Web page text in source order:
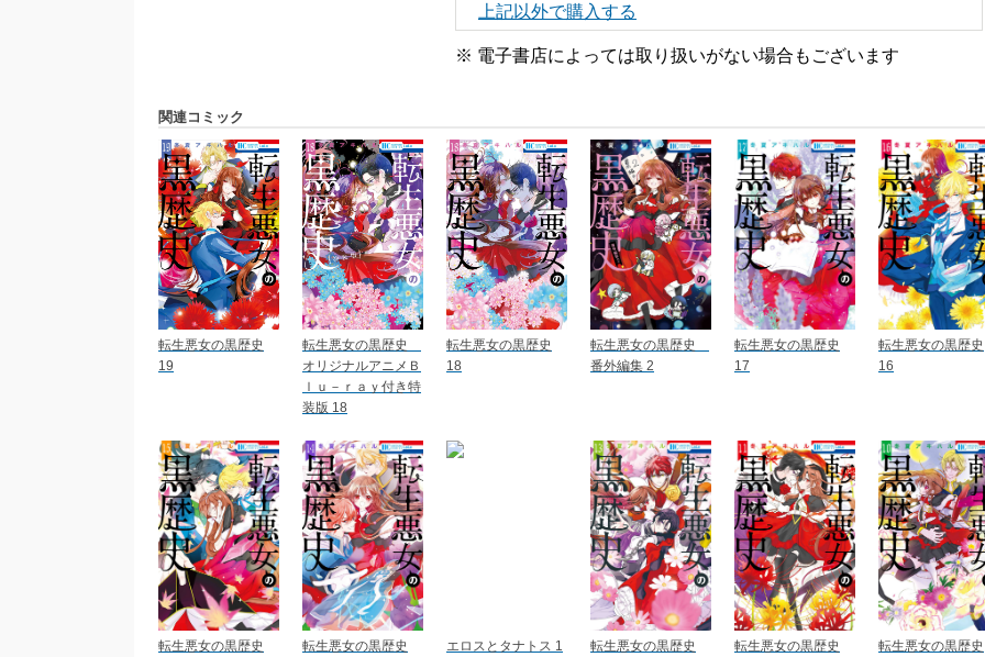
上記以外で購入する
※ 電子書店によっては取り扱いがない場合もございます
関連コミック
転生悪女の黒歴史
19
転生悪女の黒歴史
オリジナルアニメＢ
ｌｕ－ｒａｙ付き特
装版 18
転生悪女の黒歴史
18
転生悪女の黒歴史
番外編集 2
転生悪女の黒歴史
17
転生悪女の黒歴史
16
転生悪女の黒歴史
転生悪女の黒歴史
エロスとタナトス 1
転生悪女の黒歴史
転生悪女の黒歴史
転生悪女の黒歴史